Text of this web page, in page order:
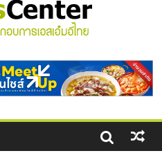
Meet Up จับคู่แฟรน
งคุณภาพสูง พร้อม
ในไทยที่ไหนดี?
การให้คุ้มค่าและตอบ